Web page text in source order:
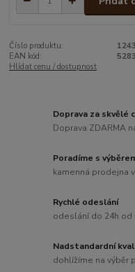
Číslo produktu:
1243
EAN kód:
Hlídat cenu / dostupnost
Doprava za skvělé
Doprava ZDARMA
Poradíme s
kamenná prodejna
Rychlé odeslání
odeslání do 24h
Nadstandardní
dohlížíme na výběr